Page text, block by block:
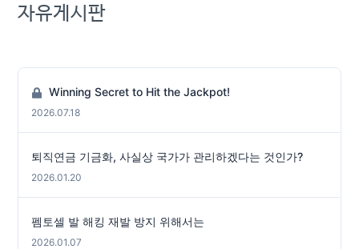
자유게시판
Winning Secret to Hit the Jackpot!
2026.07.18
퇴직연금 기금화, 사실상 국가가 관리하겠다는 것인가?
2026.01.20
펨토셀 발 해킹 재발 방지 위해서는
2026.01.07